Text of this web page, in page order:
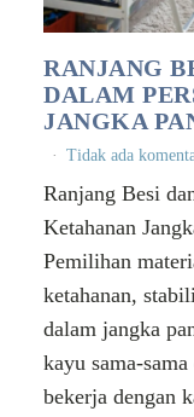
RANJANG
DALAM
JANGKA
Tidak ada
Ranjang Besi
Ketahanan
Pemilihan
ketahanan,
dalam jangka
kayu sama-
bekerja dengan